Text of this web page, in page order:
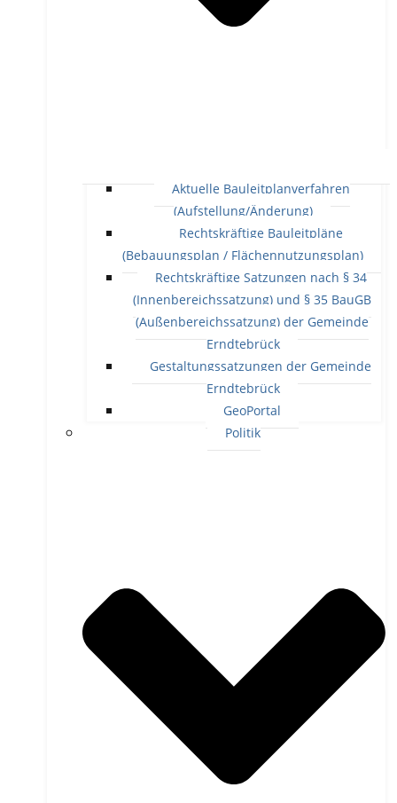
Aktuelle Bauleitplanverfahren
(Aufstellung/Änderung)
Rechtskräftige Bauleitpläne
(Bebauungsplan / Flächennutzungsplan)
Rechtskräftige Satzungen nach § 34
(Innenbereichssatzung) und § 35 BauGB
(Außenbereichssatzung) der Gemeinde
Erndtebrück
Gestaltungssatzungen der Gemeinde
Erndtebrück
GeoPortal
Politik